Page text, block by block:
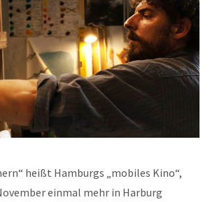
heißt Hamburgs „mobiles Kino“,
einmal mehr in Harburg